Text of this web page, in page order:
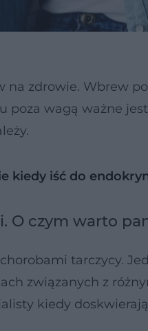
na zdrowie. Wbrew
wagą ważne
kiedy iść do
O czym warto
tarczycy.
związanych z
kiedy